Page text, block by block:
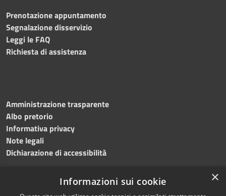
Prenotazione appuntamento
Segnalazione disservizio
Leggi le FAQ
Richiesta di assistenza
Amministrazione trasparente
Albo pretorio
Informativa privacy
Note legali
Dichiarazione di accessibilità
×
Informazioni sui cookie